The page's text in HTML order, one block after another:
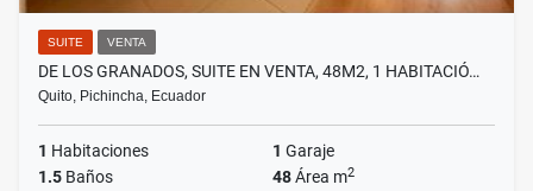
SUITE VENTA
DE LOS GRANADOS, SUITE EN VENTA, 48M2, 1 HABITACIÓ…
Quito, Pichincha, Ecuador
1 Habitaciones 1 Garaje
1.5 Baños 48Área m2